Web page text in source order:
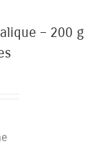
– 200 g